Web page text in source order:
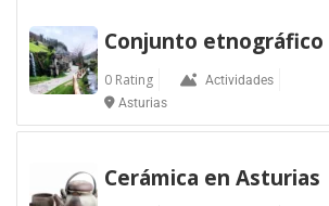
Conjunto etnográfico
0 Rating
Actividades
Asturias
Cerámica en Asturias